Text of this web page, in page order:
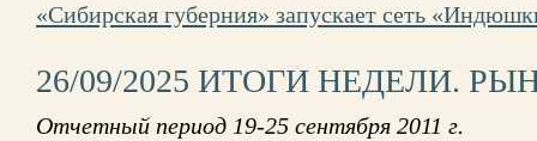
«Сибирская губерния» запускает сеть
26/09/2025 ИТОГИ НЕДЕЛИ.
Отчетный период 19-25 сентября 2011 г.